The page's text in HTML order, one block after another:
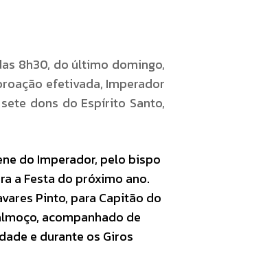
8h30, do último domingo,
efetivada, Imperador
dons do Espírito Santo,
do Imperador, pelo bispo
a Festa do próximo ano.
Pinto, para Capitão do
acompanhado de
e durante os Giros